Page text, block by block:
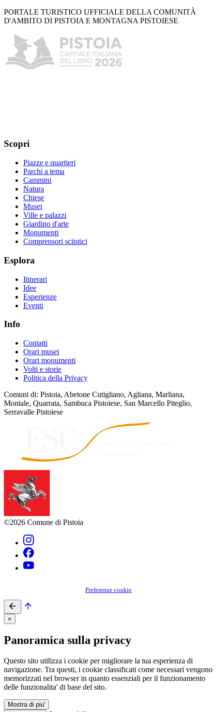
PORTALE TURISTICO UFFICIALE DELLA COMUNITÀ
D'AMBITO DI PISTOIA E MONTAGNA PISTOIESE
Scopri
Piazze e quartieri
Parchi a tema
Cammini
Natura
Chiese
Musei
Ville e palazzi
Giardino d'arte
Monumenti
Comprensori sciistici
Esplora
Itinerari
Idee
Esperienze
Eventi
Info
Contatti
Orari musei
Orari monumenti
Volti e storie
Politica della Privacy
Comuni di: Pistoia, Abetone Cutigliano, Agliana, Marliana,
Montale, Quarrata, Sambuca Pistoiese, San Marcello Piteglio,
Serravalle Pistoiese
©2026 Comune di Pistoia
Preferenze cookie
×
Panoramica sulla privacy
Questo sito utilizza i cookie per migliorare la tua esperienza di
navigazione. Tra questi, i cookie classificati come necessari vengono
memorizzati nel browser in quanto essenziali per il funzionamento
delle funzionalita' di base del sito.
Mostra di piu'